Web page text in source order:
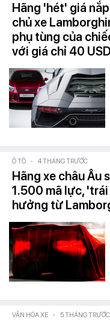
Hãng 'hét' giá
chủ xe
phụ tùng của
với giá chỉ 40 USD
Ô TÔ - 4 THÁNG TRƯỚC
Hãng xe châu Âu
1.500 mã lực,
hưởng từ
VĂN HÓA XE - 5 THÁNG TRƯỚC